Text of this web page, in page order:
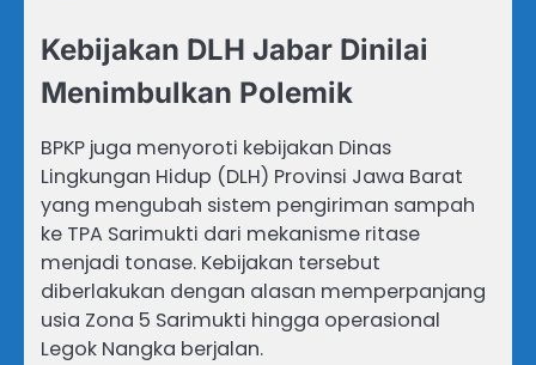
Kebijakan DLH Jabar Dinilai
Menimbulkan Polemik
BPKP juga menyoroti kebijakan Dinas
Lingkungan Hidup (DLH) Provinsi Jawa Barat
yang mengubah sistem pengiriman sampah
ke TPA Sarimukti dari mekanisme ritase
menjadi tonase. Kebijakan tersebut
diberlakukan dengan alasan memperpanjang
usia Zona 5 Sarimukti hingga operasional
Legok Nangka berjalan.